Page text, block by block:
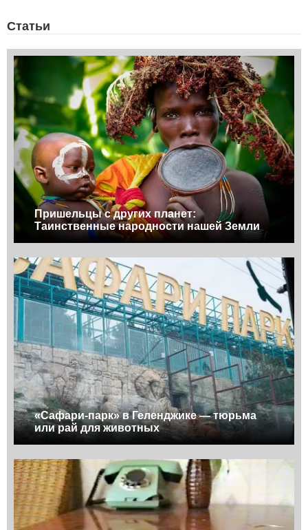
Статьи
Пришельцы с других планет:
Таинственные народности нашей Земли
«Сафари-парк» в Геленджике — тюрьма
или рай для животных